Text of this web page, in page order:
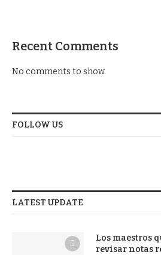
Recent Comments
No comments to show.
FOLLOW US
LATEST UPDATE
Los maestros
revisar notas